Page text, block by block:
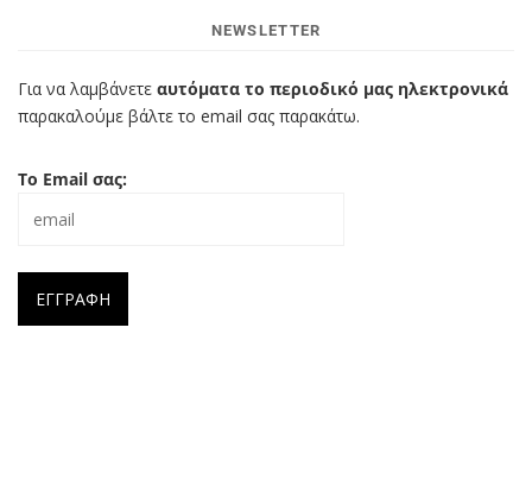
NEWSLETTER
Για να λαμβάνετε αυτόματα το περιοδικό μας ηλεκτρονικά
παρακαλούμε βάλτε το email σας παρακάτω.
Το Email σας: